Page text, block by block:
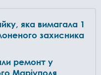
яка вимагала 1
захисника
ремонт у
Маріуполя